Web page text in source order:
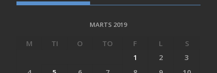
MARTS 2019
M TI O TO F L
S
1
2
3